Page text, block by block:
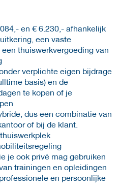
en € 6.230,- afhankelijk
een vaste
thuiswerkvergoeding van
verplichte eigen bijdrage
basis) en de
te kopen of je
dus een combinatie van
of bij de klant.
je ook privé mag gebruiken
trainingen en opleidingen
en persoonlijke